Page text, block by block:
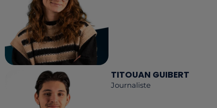
TITOUAN GUIBERT
Journaliste